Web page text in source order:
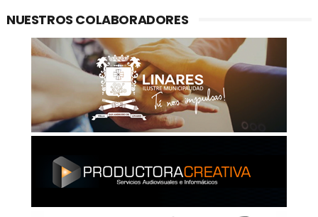
NUESTROS COLABORADORES